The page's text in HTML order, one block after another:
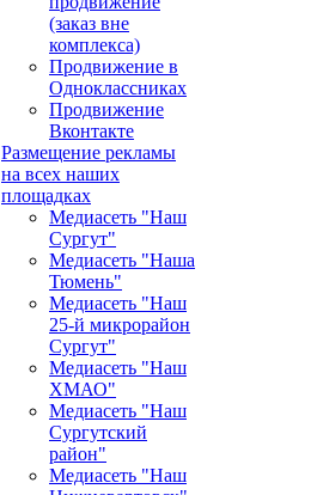
(заказ вне
комплекса)
Продвижение в
Одноклассниках
Продвижение
Вконтакте
Размещение рекламы
на всех наших
площадках
Медиасеть "Наш
Сургут"
Медиасеть "Наша
Тюмень"
Медиасеть "Наш
25-й микрорайон
Сургут"
Медиасеть "Наш
ХМАО"
Медиасеть "Наш
Сургутский
район"
Медиасеть "Наш